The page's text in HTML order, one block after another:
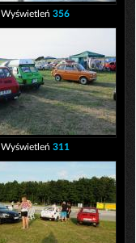
Wyświetleń 356
Wyświetleń 311